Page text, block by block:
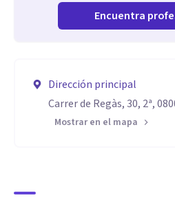
Encuentra
Dirección principal
Carrer de Regàs, 30, 2ª,
Mostrar en el mapa